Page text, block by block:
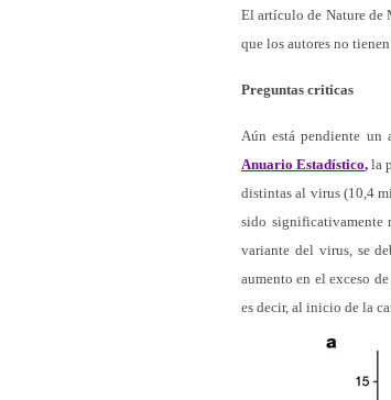
El artículo de Nature de
que los autores no
Preguntas criticas
Aún está pendiente un
Anuario Estadístico, la
distintas al virus (10,4
sido significativamente
variante del virus, se
aumento en el exceso
es decir, al inicio de la